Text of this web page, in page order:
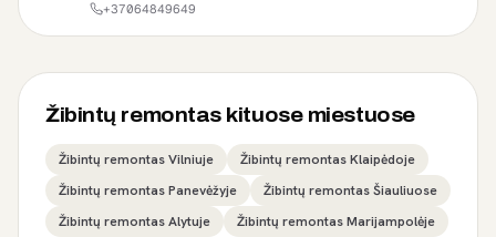
+37064849649
Žibintų remontas kituose miestuose
Žibintų remontas Vilniuje
Žibintų remontas Klaipėdoje
Žibintų remontas Panevėžyje
Žibintų remontas Šiauliuose
Žibintų remontas Alytuje
Žibintų remontas Marijampolėje